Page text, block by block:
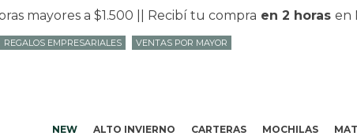
a $1.500 || Recibí tu compraen 2 horas en Mvd
NEW ALTO INVIERNO CARTERAS MOCHILAS
REGALOS EMPRESARIALES VENTAS POR MAYOR